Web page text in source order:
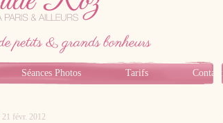
Séances Photos Tarifs Contact
21 févr. 2012